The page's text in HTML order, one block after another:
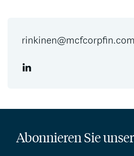
rinkinen@mcfcorpfin.com
Abonnieren Sie